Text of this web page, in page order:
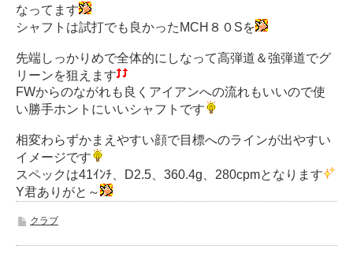
なってます
シャフトは試打でも良かったMCH８０Sを
先端しっかりめで全体的にしなって高弾道＆強弾道でグ
リーンを狙えます
FWからのながれも良くアイアンへの流れもいいので使
い勝手ホントにいいシャフトです
相変わらずかまえやすい顔で目標へのラインが出やすい
イメージです
スペックは41ｲﾝﾁ、D2.5、360.4g、280cpmとなります
Y君ありがと～
クラブ